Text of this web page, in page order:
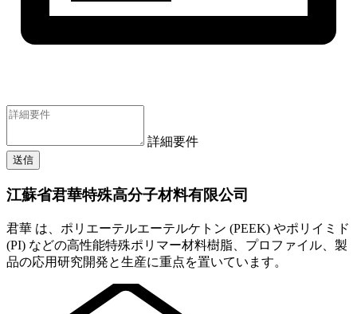
詳細要件
送信
江蘇省君華特殊高分子材料有限公司
君華 は、ポリエーテルエーテルケトン (PEEK) やポリイミド
(PI) などの高性能特殊ポリマー材料樹脂、プロファイル、製
品の応用研究開発と生産に重点を置いています。